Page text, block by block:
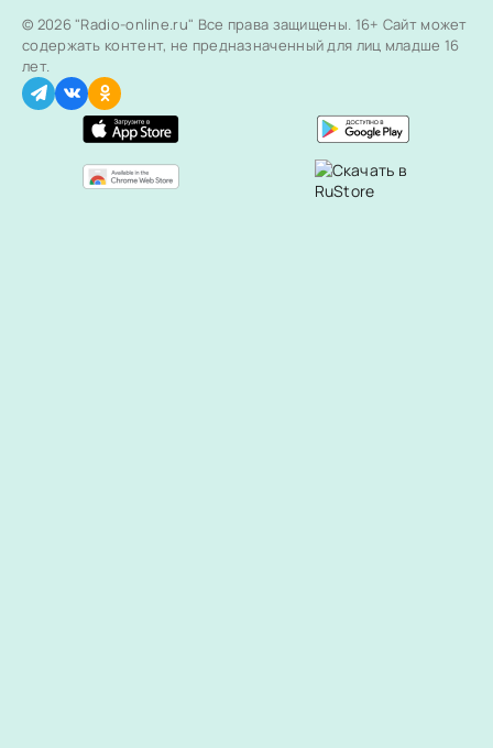
© 2026 "Radio-online.ru" Все права защищены. 16+ Сайт может
содержать контент, не предназначенный для лиц младше 16
лет.